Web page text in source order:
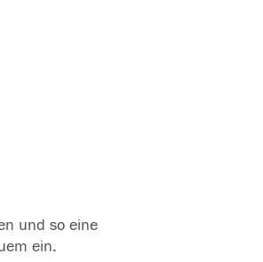
und so eine
ein.